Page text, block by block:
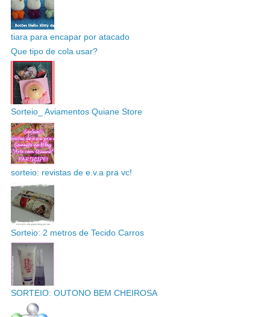
tiara para encapar por atacado
Que tipo de cola usar?
Sorteio_ Aviamentos Quiane Store
sorteio: revistas de e.v.a pra vc!
Sorteio: 2 metros de Tecido Carros
SORTEIO: OUTONO BEM CHEIROSA